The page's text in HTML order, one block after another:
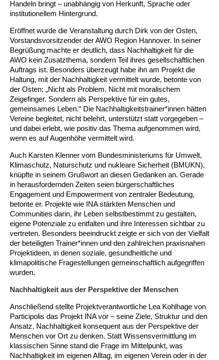
Ortsverein Arnum
Ortsverein Barsinghausen
Ortsverein Bennigsen
Ortsverein Bredenbeck
Ortsverein Godshorn
Ortsverein Garbsen
Ortsverein Fuhrberg
Ortsverein Berenbostel
Ortsverein Burgdorf
Ortsverein Burgdorf
Ortsverein Engelbostel-Schulenburg
Kindertagesstätte Freytagstraße
Kindertagesstätte Gehägestraße
Kindertagesstätte Gottfried-Keller-Straße /
Familienzentrum
Kindertagesstätte Große Pranke
Kindertagesstätte Herbartstraße
Kindertagesstätte Hiltrud-Grote-Weg
Krippe Höltystraße
Kindertagesstätte Ibykusweg / Familienzentrum
Kindertagesstätte Johannes-Lau-Hof
Kindertagesstätte Klaus-Müller-Kilian-Weg /
“Mäuseburg” / Familienzentrum
Kindertagesstätte König-Ludwig-Straße
Kindertagesstätte Langes Feld “Deisterspatzen”
Kindertagesstätte Moorlilienweg /
Familienzentrum
Kindertagesstätte Petermannstraße /
Familienzentrum
Kindertagesstätte Elmstraße / Familienzentrum
Kindertagesstätte Freudenthalstraße /
Familienzentrum
Kindertagesstätte Freytagstraße
Kindertagesstätte Gehägestraße
Kindertagesstätte Gorch-Fock-Straße
Kindertagesstätte Gottfried-Keller-Straße /
Kindertagesstätte Große Pranke
Kindertagesstätte Harenberger Straße
Kindertagesstätte Herbartstraße
Kindertagesstätte Hiltrud-Grote-Weg
Kindertagesstätte Ibykusweg / Familienzentrum
Kindertagesstätte Johannes-Lau-Hof
Kindertagesstätte Kapellenbrink /
Familienzentrum
Kindertagesstätte Klaus-Müller-Kilian-Weg /
“Mäuseburg” / Familienzentrum
Kindertagesstätte Pfarrlandplatz
Kindertagesstätte Rosenbergstraße
Hort Salzmannstraße
Kindertagesstätte Schweriner Straße /
Familienzentrum
Außenstelle Hort Stenhusenstraße
Kindertagesstätte Sylter Weg
Kindertagesstätte Mühenkamp / Familienzentrum
Kindertagesstätte Petermannstraße /
Familienzentrum
Kindertagesstätte Schweriner Straße /
Familienzentrum
Yoga mit Baby
Yoga in der Schwangerschaft
Stretch und Relax
Fitness für Frauen
Online Pflege- und Seniorenberatung
Helfende Hände
Pflege und Wohnen
Beratungsangebote
Jugendwohnen im Stadtteil
Behördenbegleitung und Formularausfüllhilfe
Mehrsprachige Beratung
Wegweiser Seniorenkompass
Infotelefon
Migration
Berufssprachkurse
Migrationsberatung für junge Menschen
Interkulturelle Beratung für ältere Menschen
Menschen mit Behinderungen
Handeln bringt – unabhängig von Herkunft, Sprache oder
institutionellem Hintergrund.
Eröffnet wurde die Veranstaltung durch Dirk von der Osten,
Vorstandsvorsitzender der AWO Region Hannover. In seiner
Begrüßung machte er deutlich, dass Nachhaltigkeit für die
AWO kein Zusatzthema, sondern Teil ihres gesellschaftlichen
Auftrags ist. Besonders überzeugt habe ihn am Projekt die
Haltung, mit der Nachhaltigkeit vermittelt wurde, betonte von
der Osten: „Nicht als Problem. Nicht mit moralischem
Zeigefinger. Sondern als Perspektive für ein gutes,
gemeinsames Leben.“ Die Nachhaltigkeitstrainer*innen hätten
Vereine begleitet, nicht belehrt, unterstützt statt vorgegeben –
und dabei erlebt, wie positiv das Thema aufgenommen wird,
wenn es auf Augenhöhe vermittelt wird.
Auch Karsten Klenner vom Bundesministeriums für Umwelt,
Klimaschutz, Naturschutz und nukleare Sicherheit (BMUKN),
knüpfte in seinem Grußwort an diesen Gedanken an. Gerade
in herausfordernden Zeiten seien bürgerschaftliches
Engagement und Empowerment von zentraler Bedeutung,
betonte er. Projekte wie INA stärkten Menschen und
Communities darin, ihr Leben selbstbestimmt zu gestalten,
eigene Potenziale zu entfalten und ihre Interessen sichtbar zu
vertreten. Besonders beeindruckt zeigte er sich von der Vielfalt
der beteiligten Trainer*innen und den zahlreichen praxisnahen
Projektideen, in denen soziale, gesundheitliche und
klimapolitische Fragestellungen gemeinschaftlich aufgegriffen
wurden.
Nachhaltigkeit aus der Perspektive der Menschen
Anschließend stellte Projektverantwortliche Lea Kohlhage von
Participolis das Projekt INA vor – seine Ziele, Struktur und den
Ansatz, Nachhaltigkeit konsequent aus der Perspektive der
Menschen vor Ort zu denken. Statt Wissensvermittlung im
klassischen Sinne stand die Frage im Mittelpunkt, was
Nachhaltigkeit im eigenen Alltag, im eigenen Verein oder in der